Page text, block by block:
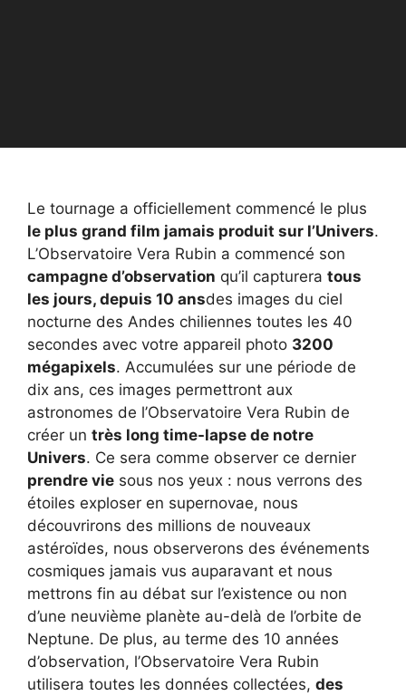
Le tournage a officiellement commencé le plus
le plus grand film jamais produit sur l’Univers.
L’Observatoire Vera Rubin a commencé son
campagne d’observation qu’il capturera tous
les jours, depuis 10 ansdes images du ciel
nocturne des Andes chiliennes toutes les 40
secondes avec votre appareil photo 3200
mégapixels. Accumulées sur une période de
dix ans, ces images permettront aux
astronomes de l’Observatoire Vera Rubin de
créer un très long time-lapse de notre
Univers. Ce sera comme observer ce dernier
prendre vie sous nos yeux : nous verrons des
étoiles exploser en supernovae, nous
découvrirons des millions de nouveaux
astéroïdes, nous observerons des événements
cosmiques jamais vus auparavant et nous
mettrons fin au débat sur l’existence ou non
d’une neuvième planète au-delà de l’orbite de
Neptune. De plus, au terme des 10 années
d’observation, l’Observatoire Vera Rubin
utilisera toutes les données collectées, des